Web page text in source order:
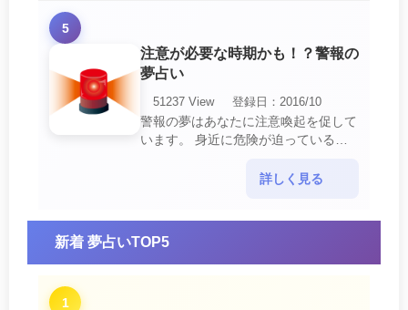
5
注意が必要な時期かも！？警報の
夢占い
51237 View
登録日：2016/10
警報の夢はあなたに注意喚起を促して
います。 身近に危険が迫っている暗
て危機を回避する事が必要です。 ま
詳しく見る
新着 夢占いTOP5
1